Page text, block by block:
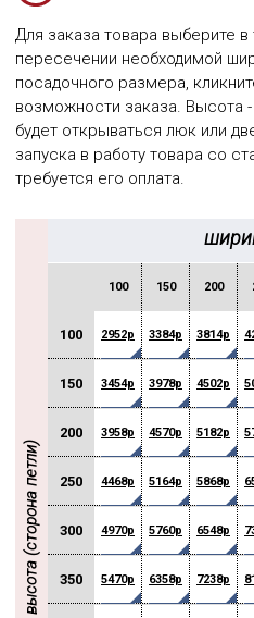
Для заказа товара выберите в
пересечении необходимой
посадочного размера,
возможности заказа. Высота
будет открываться люк или
запуска в работу товара со
требуется его оплата.
высота (сторона петли)
100 150 200
100 2952р 3384р 3814р
150 3454р 3978р 4502р
200 3958р 4570р 5182р
250 4468р 5164р 5868р
300 4970р 5760р 6548р
350 5470р 6358р 7238р